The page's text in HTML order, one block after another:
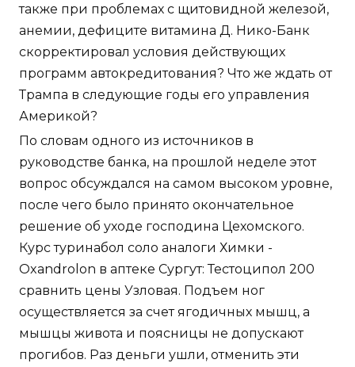
также при проблемах с щитовидной железой,
анемии, дефиците витамина Д. Нико-Банк
скорректировал условия действующих
программ автокредитования? Что же ждать от
Трампа в следующие годы его управления
Америкой?
По словам одного из источников в
руководстве банка, на прошлой неделе этот
вопрос обсуждался на самом высоком уровне,
после чего было принято окончательное
решение об уходе господина Цехомского.
Курс туринабол соло аналоги Химки -
Oxandrolon в аптеке Сургут: Тестоципол 200
сравнить цены Узловая. Подъем ног
осуществляется за счет ягодичных мышц, а
мышцы живота и поясницы не допускают
прогибов. Раз деньги ушли, отменить эти